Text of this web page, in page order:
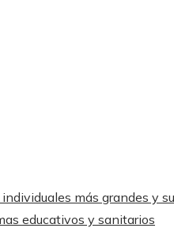
más grandes y su
educativos y sanitarios